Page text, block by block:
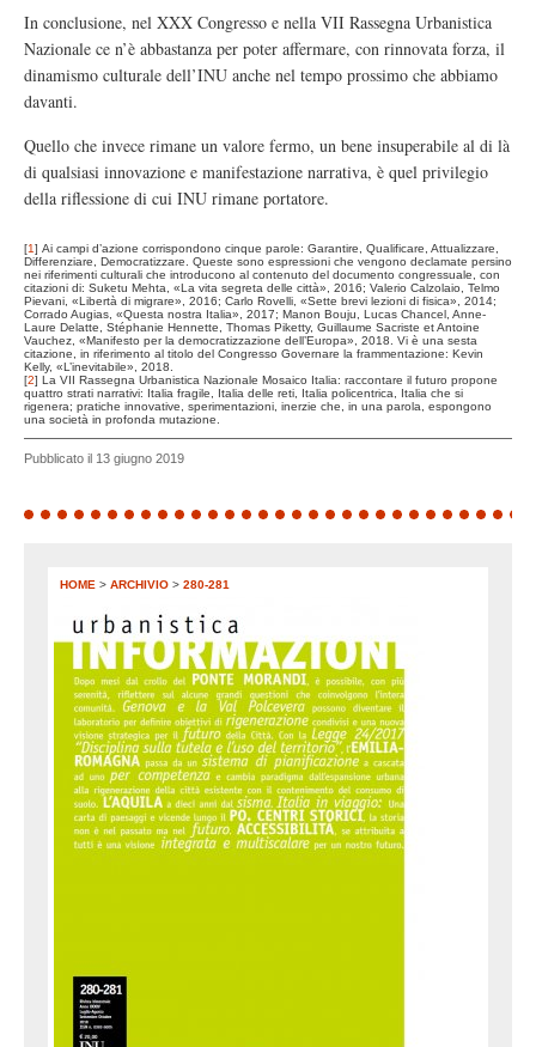
In conclusione, nel XXX Congresso e nella VII Rassegna Urbanistica
Nazionale ce n’è abbastanza per poter affermare, con rinnovata forza, il
dinamismo culturale dell’INU anche nel tempo prossimo che abbiamo
davanti.
Quello che invece rimane un valore fermo, un bene insuperabile al di là
di qualsiasi innovazione e manifestazione narrativa, è quel privilegio
della riflessione di cui INU rimane portatore.
[1] Ai campi d’azione corrispondono cinque parole: Garantire, Qualificare, Attualizzare,
Differenziare, Democratizzare. Queste sono espressioni che vengono declamate persino
nei riferimenti culturali che introducono al contenuto del documento congressuale, con
citazioni di: Suketu Mehta, «La vita segreta delle città», 2016; Valerio Calzolaio, Telmo
Pievani, «Libertà di migrare», 2016; Carlo Rovelli, «Sette brevi lezioni di fisica», 2014;
Corrado Augias, «Questa nostra Italia», 2017; Manon Bouju, Lucas Chancel, Anne-
Laure Delatte, Stéphanie Hennette, Thomas Piketty, Guillaume Sacriste et Antoine
Vauchez, «Manifesto per la democratizzazione dell’Europa», 2018. Vi è una sesta
citazione, in riferimento al titolo del Congresso Governare la frammentazione: Kevin
Kelly, «L’inevitabile», 2018.
[2] La VII Rassegna Urbanistica Nazionale Mosaico Italia: raccontare il futuro propone
quattro strati narrativi: Italia fragile, Italia delle reti, Italia policentrica, Italia che si
rigenera; pratiche innovative, sperimentazioni, inerzie che, in una parola, espongono
una società in profonda mutazione.
Pubblicato il 13 giugno 2019
HOME > ARCHIVIO > 280-281